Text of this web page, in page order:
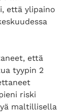
että ylipaino
että
tyypin 2
riski
maltillisella